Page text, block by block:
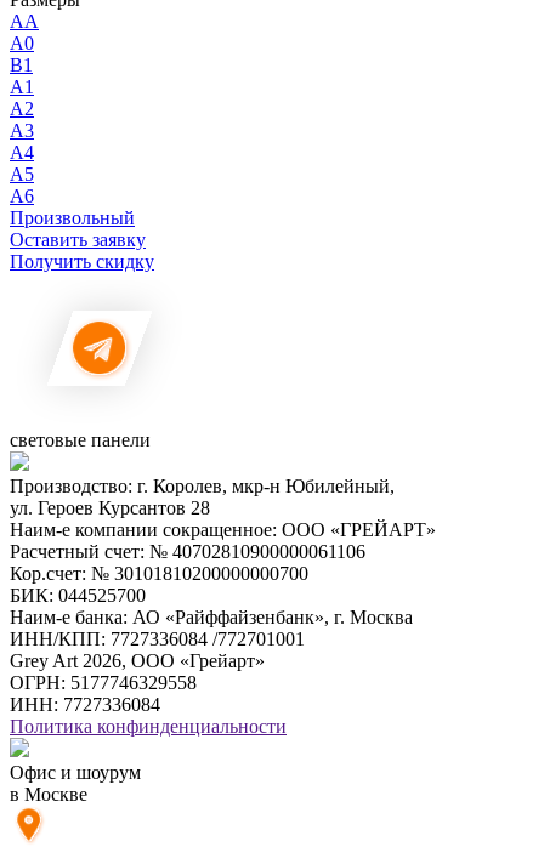
AA
A0
B1
A1
A2
A3
A4
A5
A6
Произвольный
Оставить заявку
Получить скидку
световые панели
Производство: г. Королев, мкр-н Юбилейный,
ул. Героев Курсантов 28
Наим-е компании сокращенное: ООО «ГРЕЙАРТ»
Расчетный счет: № 40702810900000061106
Кор.счет: № 30101810200000000700
БИК: 044525700
Наим-е банка: АО «Райффайзенбанк», г. Москва
ИНН/КПП: 7727336084 /772701001
Grey Art 2026, ООО «Грейарт»
ОГРН: 5177746329558
ИНН: 7727336084
Политика конфинденциальности
Офис и шоурум
в Москве